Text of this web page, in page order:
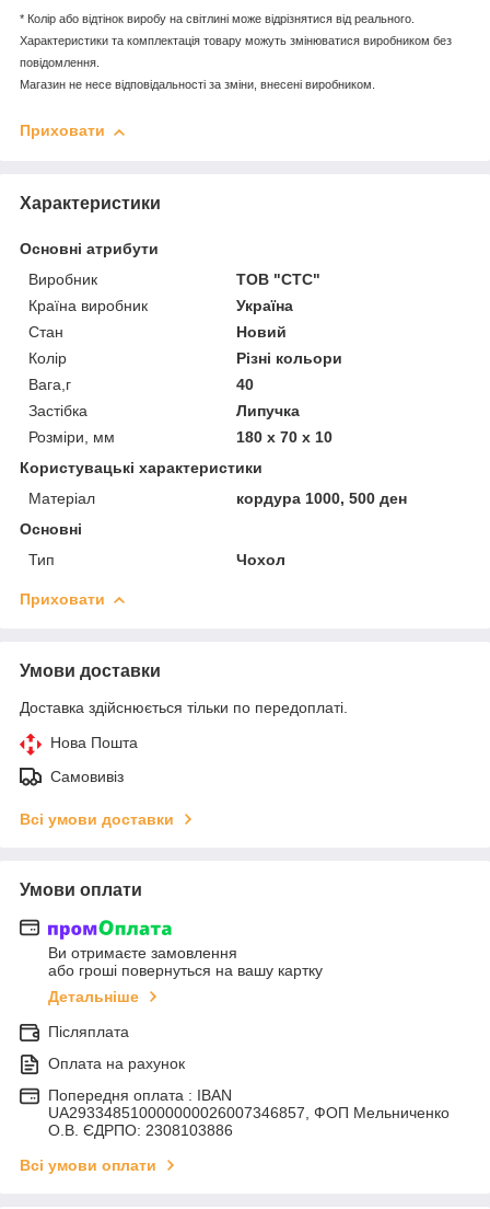
* Колір або відтінок виробу на світлині може відрізнятися від реального.
Характеристики та комплектація товару можуть змінюватися виробником без
повідомлення.
Магазин не несе відповідальності за зміни, внесені виробником.
Приховати
Характеристики
Основні атрибути
Виробник
ТОВ "СТС"
Країна виробник
Україна
Стан
Новий
Колір
Різні кольори
Вага,г
40
Застібка
Липучка
Розміри, мм
180 х 70 х 10
Користувацькі характеристики
Матеріал
кордура 1000, 500 ден
Основні
Тип
Чохол
Приховати
Умови доставки
Доставка здійснюється тільки по передоплаті.
Нова Пошта
Самовивіз
Всі умови доставки
Умови оплати
Ви отримаєте замовлення
або гроші повернуться на вашу картку
Детальніше
Післяплата
Оплата на рахунок
Попередня оплата : IBAN
UA293348510000000026007346857, ФОП Мельниченко
О.В. ЄДРПО: 2308103886
Всі умови оплати